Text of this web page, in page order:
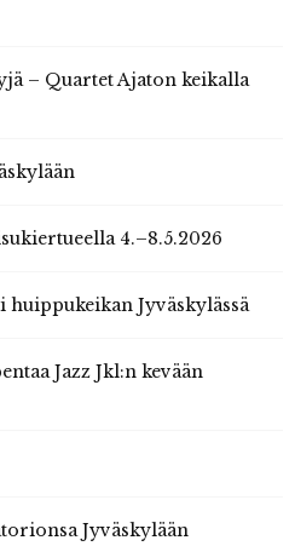
– Quartet Ajaton keikalla
4.–8.5.2026
Jyväskylässä
Jazz Jkl:n kevään
Jyväskylään